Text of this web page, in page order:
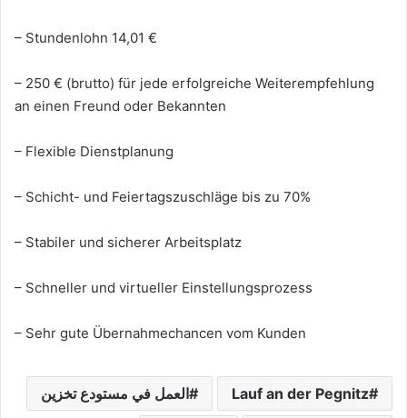
– Stundenlohn 14,01 €
– 250 € (brutto) für jede erfolgreiche Weiterempfehlung
an einen Freund oder Bekannten
– Flexible Dienstplanung
– Schicht- und Feiertagszuschläge bis zu 70%
– Stabiler und sicherer Arbeitsplatz
– Schneller und virtueller Einstellungsprozess
– Sehr gute Übernahmechancen vom Kunden
Lauf an der Pegnitz العمل في مستودع تخزين